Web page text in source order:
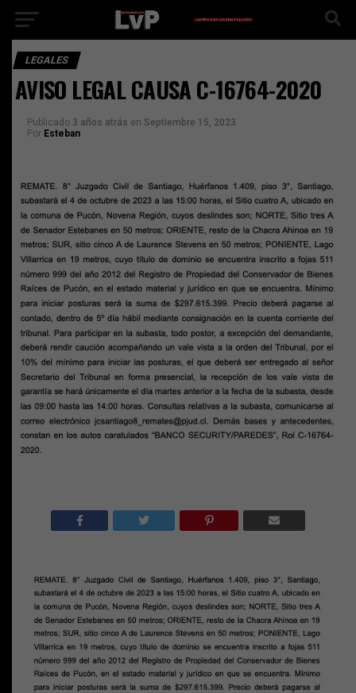
LEGALES
AVISO LEGAL CAUSA C-16764-2020
Publicado 3 años atrás en Septiembre 15, 2023
Por Esteban